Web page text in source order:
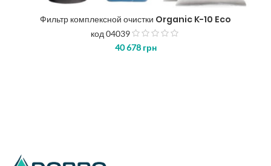
Фильтр комплексной очистки Organic K-10 Eco
код 04039
40 678 грн